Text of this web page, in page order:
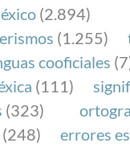
(2.894)
(1.255)
cooficiales
(111)
(323)
(248)
errores